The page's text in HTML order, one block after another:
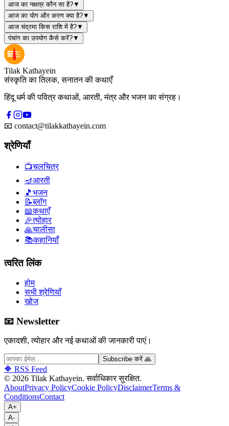
आज का नक्षत्र कौन सा है?▼
आज का योग और करण क्या है?▼
आज चंद्रमा किस राशि में है?▼
पंचांग का उपयोग कैसे करें?▼
Tilak Kathayein
संस्कृति का तिलक, सनातन की कथाएँ
हिंदू धर्म की पवित्र कथाओं, आरती, मंत्र और भजन का संग्रह।
📧 contact@tilakkathayein.com
श्रेणियाँ
📺चलचित्र
🪔आरती
🎵 भजन
📝ब्लॉग
📖कथाएँ
🎉त्योहार
🙏चालीसा
📚कहानियाँ
त्वरित लिंक
होम
सभी श्रेणियाँ
खोज
📧 Newsletter
एकादशी, त्योहार और नई कथाओं की जानकारी पाएं।
Subscribe करें 🙏
🔶 RSS Feed
© 2026 Tilak Kathayein.सर्वाधिकार सुरक्षित.
AboutPrivacy PolicyCookie PolicyDisclaimerTerms &
ConditionsContact
A+
A-